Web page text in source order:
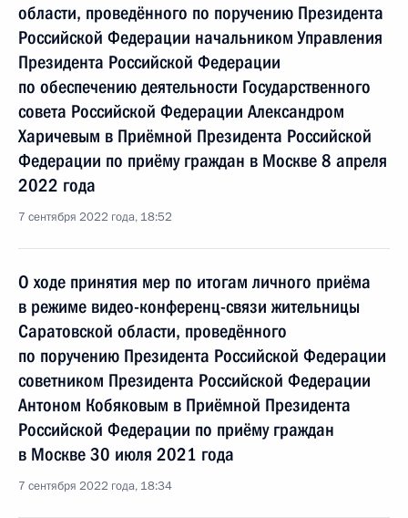
области, проведённого по поручению Президента
Российской Федерации начальником Управления
Президента Российской Федерации
по обеспечению деятельности Государственного
совета Российской Федерации Александром
Харичевым в Приёмной Президента Российской
Федерации по приёму граждан в Москве 8 апреля
2022 года
7 сентября 2022 года, 18:52
О ходе принятия мер по итогам личного приёма
в режиме видео-конференц-связи жительницы
Саратовской области, проведённого
по поручению Президента Российской Федерации
советником Президента Российской Федерации
Антоном Кобяковым в Приёмной Президента
Российской Федерации по приёму граждан
в Москве 30 июля 2021 года
7 сентября 2022 года, 18:34